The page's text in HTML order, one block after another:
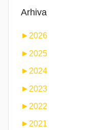
Arhiva
►2026
► 2025
► 2024
► 2023
► 2022
► 2021